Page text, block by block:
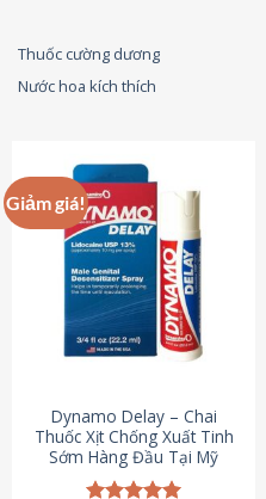
Thuốc cường dương
Nước hoa kích thích
Giảm giá!
Dynamo Delay – Chai
Thuốc Xịt Chống Xuất Tinh
Sớm Hàng Đầu Tại Mỹ